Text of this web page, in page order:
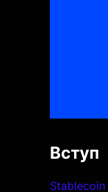
Вступ
Stablecoin